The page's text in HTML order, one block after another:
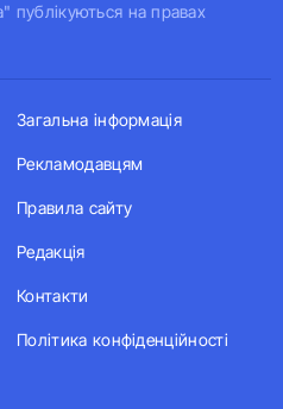
публікуються на правах
Загальна інформація
Рекламодавцям
Правила сайту
Редакція
Контакти
Політика конфіденційності